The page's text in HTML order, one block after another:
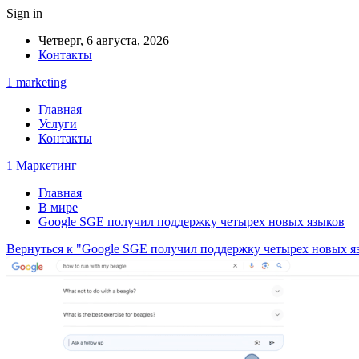
Sign in
Четверг, 6 августа, 2026
Контакты
1 marketing
Главная
Услуги
Контакты
1 Маркетинг
Главная
В мире
Google SGE получил поддержку четырех новых языков
Вернуться к "Google SGE получил поддержку четырех новых